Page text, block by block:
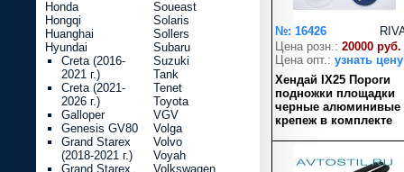
№: 16426
Цена розн.: 20000 руб.
Цена опт.: узнать цену
Хендай IX25 Пороги
подножки площадки
черные алюминивые
крепеж в комплекте
Honda
Hongqi
Huanghai
Hyundai
Creta (2016-
2021 г.)
Creta (2021-
2026 г.)
Galloper
Genesis GV80
Grand Starex
(2018-2021 г.)
Grand Starex
Soueast
Solaris
Sollers
Subaru
Suzuki
Tank
Tenet
Toyota
VGV
Volga
Volvo
Voyah
Volkswagen